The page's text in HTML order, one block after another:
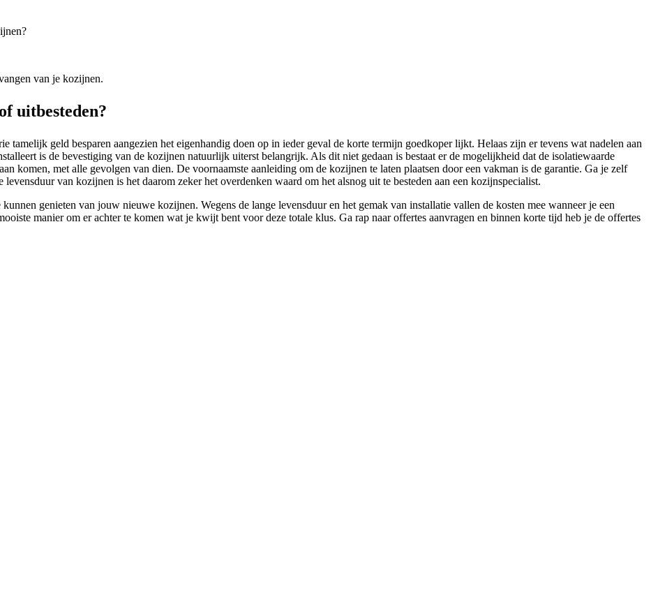
van je kozijnen.
uitbesteden?
tamelijk geld besparen aangezien het eigenhandig doen op in ieder geval de korte termijn goedkoper lijkt. Helaas zijn er tevens wat nadelen aan
is de bevestiging van de kozijnen natuurlijk uiterst belangrijk. Als dit niet gedaan is bestaat er de mogelijkheid dat de isolatiewaarde
komen, met alle gevolgen van dien. De voornaamste aanleiding om de kozijnen te laten plaatsen door een vakman is de garantie. Ga je zelf
van kozijnen is het daarom zeker het overdenken waard om het alsnog uit te besteden aan een kozijnspecialist.
genieten van jouw nieuwe kozijnen. Wegens de lange levensduur en het gemak van installatie vallen de kosten mee wanneer je een
manier om er achter te komen wat je kwijt bent voor deze totale klus. Ga rap naar offertes aanvragen en binnen korte tijd heb je de offertes